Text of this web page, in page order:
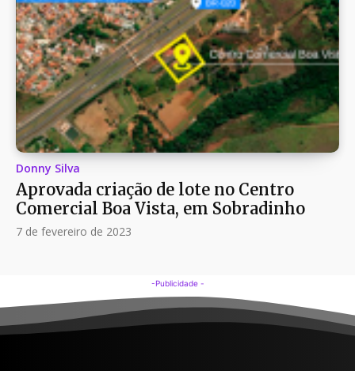
Donny Silva
Aprovada criação de lote no Centro
Comercial Boa Vista, em Sobradinho
7 de fevereiro de 2023
-Publicidade -